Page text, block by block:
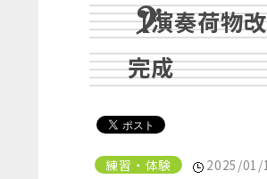
【演奏荷物
完成
練習・体験 2025/01/